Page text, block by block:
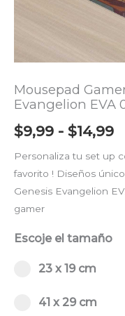
Mousepad
Evangelion EVA
$9,99 - $14,99
Personaliza tu set up
favorito ! Diseños
Genesis Evangelion
gamer
Escoje el tamaño
Select pa_escoje-
23 x 19 cm
23 x 19 cm
41 x 29 cm
41 x 29 cm